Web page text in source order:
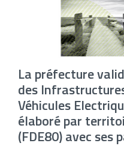
La préfecture
des
Véhicules
élaboré par
(FDE80) avec ses